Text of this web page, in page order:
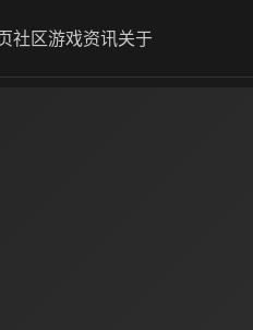
社区游戏资讯关于